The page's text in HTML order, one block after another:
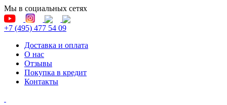
Мы в социальных сетях
+7 (495) 477 54 09
Доставка и оплата
О нас
Отзывы
Покупка в кредит
Контакты